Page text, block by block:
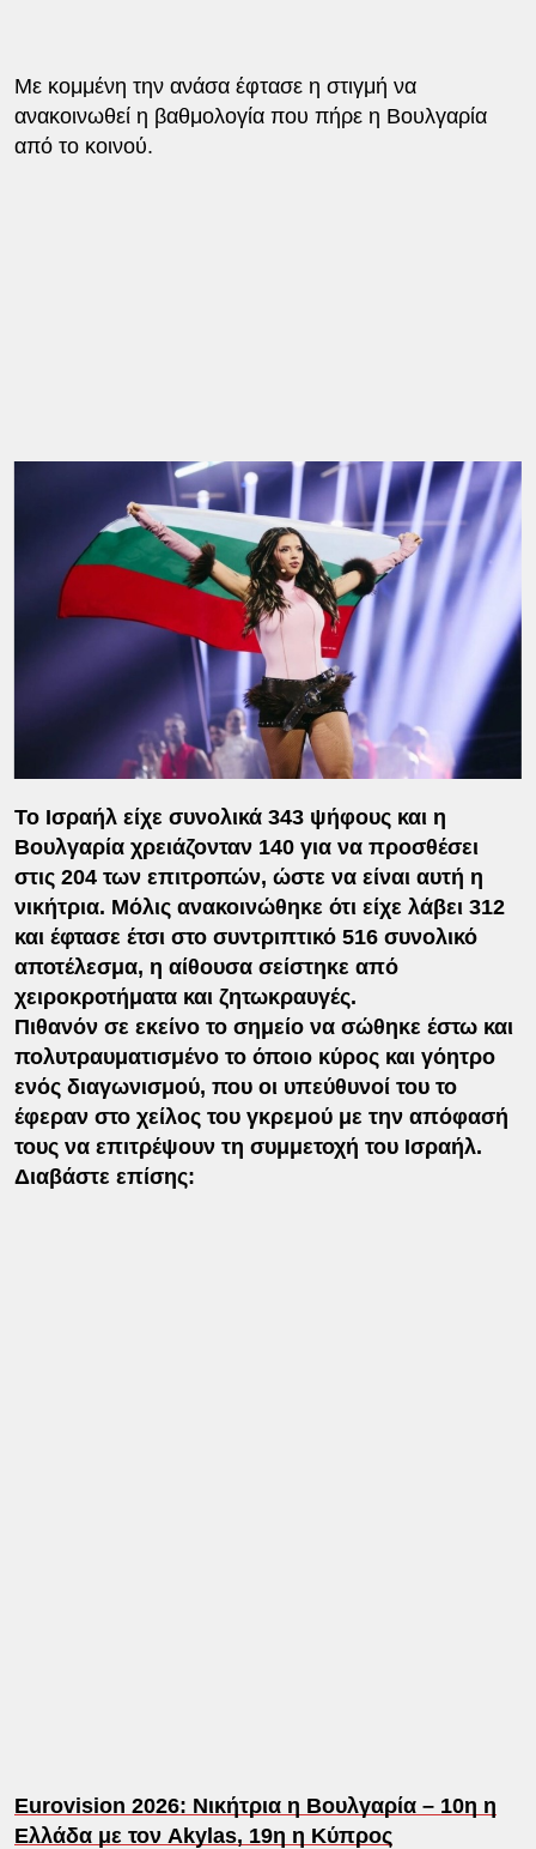
Με κομμένη την ανάσα έφτασε η στιγμή να
ανακοινωθεί η βαθμολογία που πήρε η Βουλγαρία
από το κοινού.
Το Ισραήλ είχε συνολικά 343 ψήφους και η
Βουλγαρία χρειάζονταν 140 για να προσθέσει
στις 204 των επιτροπών, ώστε να είναι αυτή η
νικήτρια. Μόλις ανακοινώθηκε ότι είχε λάβει 312
και έφτασε έτσι στο συντριπτικό 516 συνολικό
αποτέλεσμα, η αίθουσα σείστηκε από
χειροκροτήματα και ζητωκραυγές.
Πιθανόν σε εκείνο το σημείο να σώθηκε έστω και
πολυτραυματισμένο το όποιο κύρος και γόητρο
ενός διαγωνισμού, που οι υπεύθυνοί του το
έφεραν στο χείλος του γκρεμού με την απόφασή
τους να επιτρέψουν τη συμμετοχή του Ισραήλ.
Διαβάστε επίσης:
Eurovision 2026: Νικήτρια η Βουλγαρία – 10η η
Ελλάδα με τον Akylas, 19η η Κύπρος